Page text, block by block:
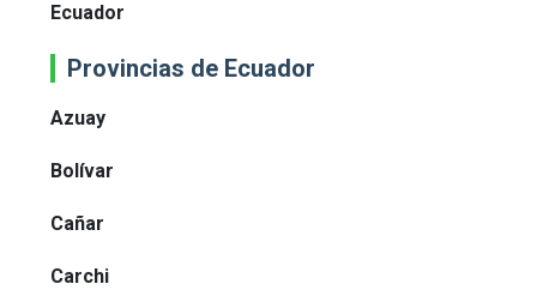
Ecuador
Provincias de Ecuador
Azuay
Bolívar
Cañar
Carchi